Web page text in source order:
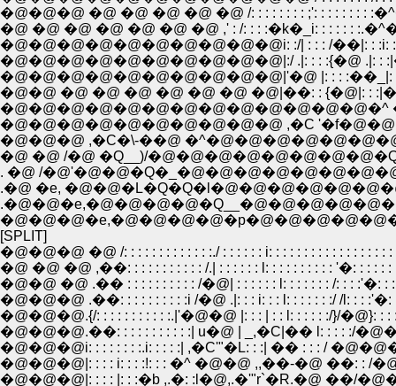
�@�@�@ �@ �@ �@ �@ �@ /: : : : : : : : ;': : : : : : : :
�@ �@ �@ �@ �@ �@ �@ ,' : /: : : :�k�_i: : : : : :
�@�@�@�@�@�@�@�@�@�@i: :/| : : : /��|: : :i: :
�@�@�@�@�@�@�@�@�@�@|:/ .|: : : :{�@ .|: :
�@�@�@�@�@�@�@�@�@�@|'�@ |: : :
�@�@ �@ �@ �@ �@ �@ �@ �@|��: : {�@|: :
�@�@�@�@�@�@�@�@�@�@�@�@�@�^
�@�@�@�@�@�@�@�@�@�@ ,�C
�@�@�@ ,�C�\-��@
�@ �@ /�@ �Q__)/
. �@ /
.�@ �e,
[SPLIT]
�@�@�@ �@ /: : : : : : : : : : : : :./ : : : : : : i: : : : : : : : : : : : : : : : : :
�@ �@ �@ ,��: : : : : : : : : : : /.| : : : : : : l: : : : : : : : : : '�: : : : : :
�@�@ �@ .�� : : : : : : : : : : /�@| : : : : : : l: : : : : : : /: : : :'�: : :
�@�@�@ .��: : : : : : : : : :i /�@ .|: : : i: : : l: : : : : : :/ /l: : : :'�:
�@�@�@.{/: : : : : : : : : : :.|'�@�@ |: : : | : : l: : : : : :/}/�@}: :
�@�@�@.��: : : : : : : : : : :| u�@ | _,�C|�� l: : : : :/
�@�@�@i: : : : : : : :.i: : : : :| ,�C'"�L: : :| �� : : : /
�@�@�@|: : : : i: : : :!: : : �^ �@�@ ,,��-�@ ��: : /
�@�@�@|: : : : |: : :�b ,.�: :l�@,.�'"r`�R.�@ ��/